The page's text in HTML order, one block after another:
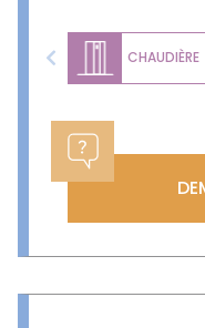
CHAUDIÈRE
Previous